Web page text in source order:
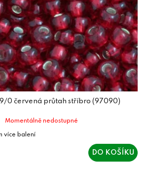
9/0 červená průtah stříbro (97090)
Momentálně nedostupné
DO KOŠÍKU